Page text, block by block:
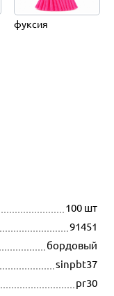
фуксия
100 шт
91451
бордовый
sinpbt37
pr30